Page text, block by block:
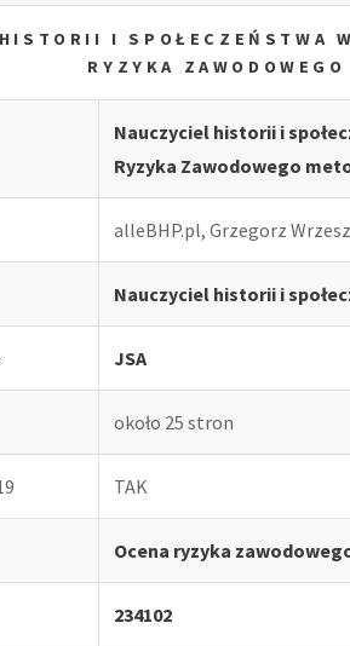
I SPOŁECZEŃSTWA
RYZYKA
Nauczyciel historii i
Ryzyka Zawodowego
alleBHP.pl, Grzegorz
Nauczyciel historii i
JSA
około 25 stron
TAK
Ocena ryzyka
234102